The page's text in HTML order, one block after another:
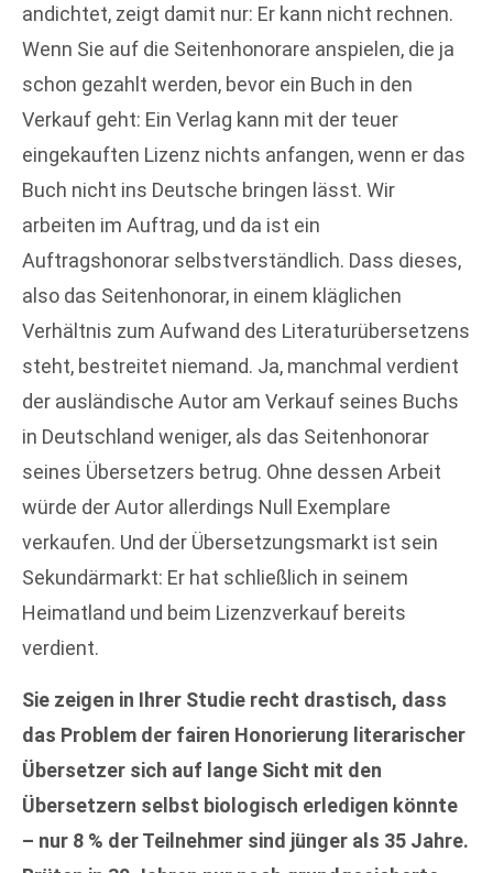
andichtet, zeigt damit nur: Er kann nicht rechnen.
Wenn Sie auf die Seitenhonorare anspielen, die ja
schon gezahlt werden, bevor ein Buch in den
Verkauf geht: Ein Verlag kann mit der teuer
eingekauften Lizenz nichts anfangen, wenn er das
Buch nicht ins Deutsche bringen lässt. Wir
arbeiten im Auftrag, und da ist ein
Auftragshonorar selbstverständlich. Dass dieses,
also das Seitenhonorar, in einem kläglichen
Verhältnis zum Aufwand des Literaturübersetzens
steht, bestreitet niemand. Ja, manchmal verdient
der ausländische Autor am Verkauf seines Buchs
in Deutschland weniger, als das Seitenhonorar
seines Übersetzers betrug. Ohne dessen Arbeit
würde der Autor allerdings Null Exemplare
verkaufen. Und der Übersetzungsmarkt ist sein
Sekundärmarkt: Er hat schließlich in seinem
Heimatland und beim Lizenzverkauf bereits
verdient.
Sie zeigen in Ihrer Studie recht drastisch, dass
das Problem der fairen Honorierung literarischer
Übersetzer sich auf lange Sicht mit den
Übersetzern selbst biologisch erledigen könnte
– nur 8 % der Teilnehmer sind jünger als 35 Jahre.